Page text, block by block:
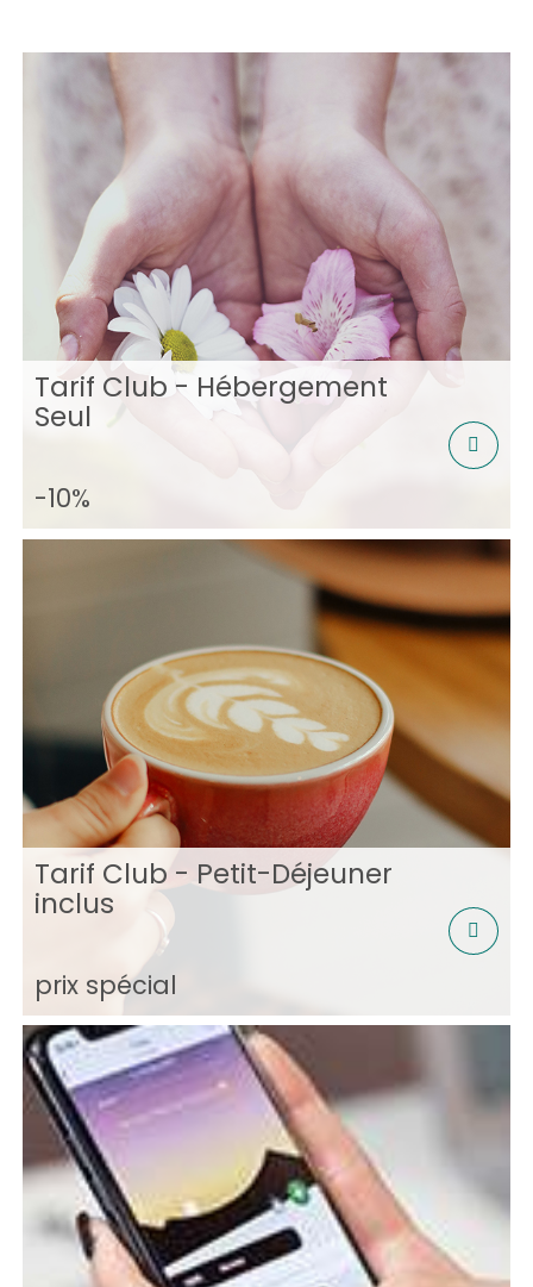
Tarif Club - Hébergement
Seul
-10%
Tarif Club - Petit-Déjeuner
inclus
prix spécial